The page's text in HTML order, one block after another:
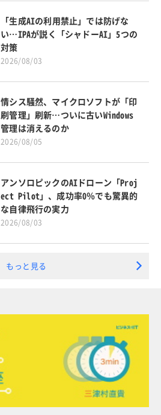
「生成AIの利用禁止」では防げな
い…IPAが説く「シャドーAI」5つの
対策
2026/08/03
情シス騒然、マイクロソフトが「印
刷管理」刷新…ついに古いWindows
管理は消えるのか
2026/08/05
アンソロピックのAIドローン「Proj
ect Pilot」、成功率0％でも驚異的
な自律飛行の実力
2026/08/03
もっと見る